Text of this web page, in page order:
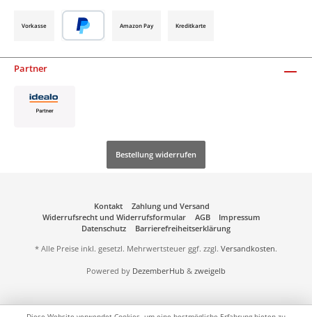
Vorkasse Amazon Pay Kreditkarte
Partner
Bestellung widerrufen
Kontakt
Zahlung und Versand
Widerrufsrecht und Widerrufsformular
AGB
Impressum
Datenschutz
Barrierefreiheitserklärung
* Alle Preise inkl. gesetzl. Mehrwertsteuer ggf. zzgl. Versandkosten.
Powered by DezemberHub & zweigelb